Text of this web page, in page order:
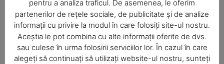
SUBSCRIBE NOW
pentru a analiza traficul. De asemenea, le oferim
partenerilor de rețele sociale, de publicitate și de analize
informații cu privire la modul în care folosiți site-ul nostru.
Aceștia le pot combina cu alte informații oferite de dvs.
sau culese în urma folosirii serviciilor lor. În cazul în care
alegeți să continuați să utilizați website-ul nostru, sunteți